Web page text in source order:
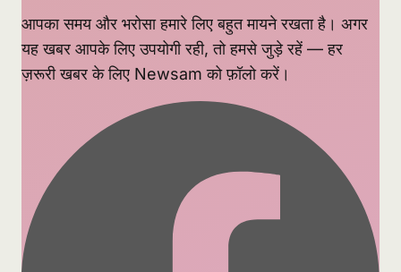
आपका समय और भरोसा हमारे लिए बहुत मायने रखता है। अगर
यह खबर आपके लिए उपयोगी रही, तो हमसे जुड़े रहें — हर
ज़रूरी खबर के लिए Newsam को फ़ॉलो करें।